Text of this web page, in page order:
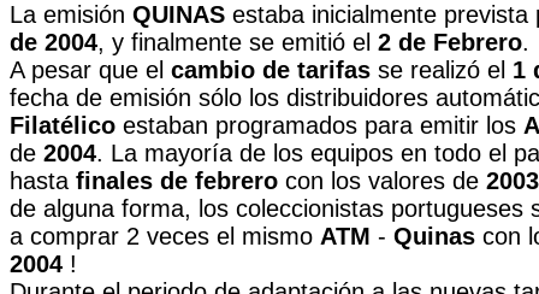
La emisión QUINAS estaba inicialmente
de 2004, y finalmente se emitió el 2 de Febrero.
A pesar que el cambio de tarifas se realizó el 1
fecha de emisión sólo los distribuidores
Filatélico estaban programados para emitir los
de 2004. La mayoría de los equipos en todo el
hasta finales de febrero con los valores de 2003
de alguna forma, los coleccionistas portugueses
a comprar 2 veces el mismo ATM - Quinas con
2004 !